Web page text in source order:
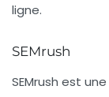
ligne.
SEMrush
SEMrush est